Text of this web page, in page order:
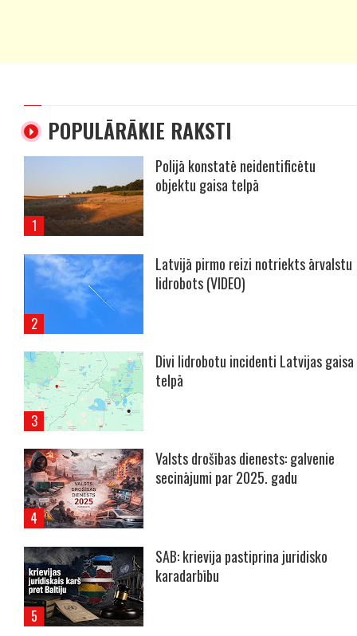
POPULĀRĀKIE RAKSTI
Polijā konstatē neidentificētu
objektu gaisa telpā
Latvijā pirmo reizi notriekts ārvalstu
lidrobots (VIDEO)
Divi lidrobotu incidenti Latvijas gaisa
telpā
Valsts drošības dienests: galvenie
secinājumi par 2025. gadu
SAB: krievija pastiprina juridisko
karadarbību